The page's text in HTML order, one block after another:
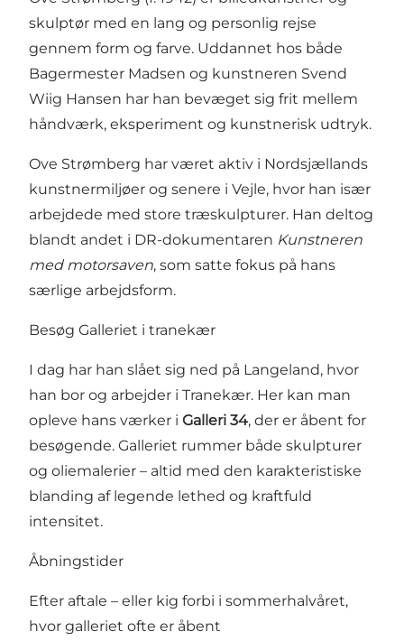
skulptør med en lang og personlig rejse
gennem form og farve. Uddannet hos både
Bagermester Madsen og kunstneren Svend
Wiig Hansen har han bevæget sig frit mellem
håndværk, eksperiment og kunstnerisk udtryk.
Ove Strømberg har været aktiv i Nordsjællands
kunstnermiljøer og senere i Vejle, hvor han især
arbejdede med store træskulpturer. Han deltog
blandt andet i DR-dokumentaren Kunstneren
med motorsaven, som satte fokus på hans
særlige arbejdsform.
Besøg Galleriet i tranekær
I dag har han slået sig ned på Langeland, hvor
han bor og arbejder i Tranekær. Her kan man
opleve hans værker i Galleri 34, der er åbent for
besøgende. Galleriet rummer både skulpturer
og oliemalerier – altid med den karakteristiske
blanding af legende lethed og kraftfuld
intensitet.
Åbningstider
Efter aftale – eller kig forbi i sommerhalvåret,
hvor galleriet ofte er åbent